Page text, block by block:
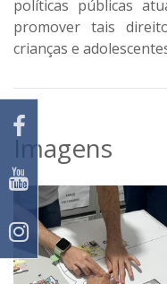
políticas públicas
promover tais
crianças e
Imagens